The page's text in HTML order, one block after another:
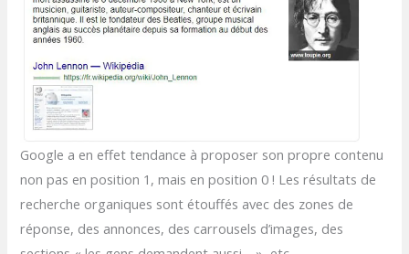
Google a en effet tendance à proposer son propre contenu
non pas en position 1, mais en position 0 ! Les résultats de
recherche organiques sont étouffés avec des zones de
réponse, des annonces, des carrousels d’images, des